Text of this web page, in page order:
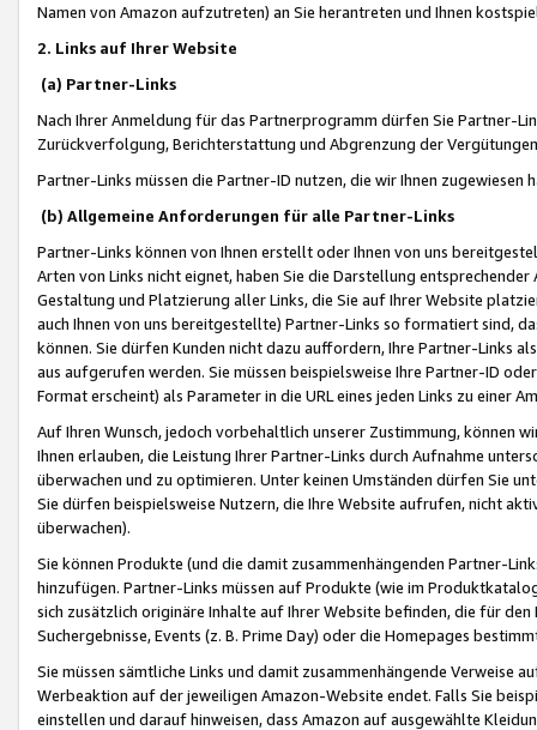
Namen von Amazon aufzutreten) an Sie herantreten und Ihnen
2. Links auf Ihrer Website
(a) Partner-Links
Nach Ihrer Anmeldung für das Partnerprogramm dürfen Sie Partner-
Zurückverfolgung, Berichterstattung und Abgrenzung der
Partner-Links müssen die Partner-ID nutzen, die wir Ihnen zugewiesen
(b) Allgemeine Anforderungen für alle Partner-Links
Partner-Links können von Ihnen erstellt oder Ihnen von uns
Arten von Links nicht eignet, haben Sie die Darstellung
Gestaltung und Platzierung aller Links, die Sie auf Ihrer Website
auch Ihnen von uns bereitgestellte) Partner-Links so formatiert sind,
können. Sie dürfen Kunden nicht dazu auffordern, Ihre Partner-Links
aus aufgerufen werden. Sie müssen beispielsweise Ihre Partner-ID
Format erscheint) als Parameter in die URL eines jeden Links zu einer
Auf Ihren Wunsch, jedoch vorbehaltlich unserer Zustimmung, können
Ihnen erlauben, die Leistung Ihrer Partner-Links durch Aufnahme
überwachen und zu optimieren. Unter keinen Umständen dürfen Sie
Sie dürfen beispielsweise Nutzern, die Ihre Website aufrufen, nicht
überwachen).
Sie können Produkte (und die damit zusammenhängenden Partner-
hinzufügen. Partner-Links müssen auf Produkte (wie im
sich zusätzlich originäre Inhalte auf Ihrer Website befinden, die für
Suchergebnisse, Events (z. B. Prime Day) oder die Homepages
Sie müssen sämtliche Links und damit zusammenhängende
Werbeaktion auf der jeweiligen Amazon-Website endet. Falls Sie
einstellen und darauf hinweisen, dass Amazon auf ausgewählte